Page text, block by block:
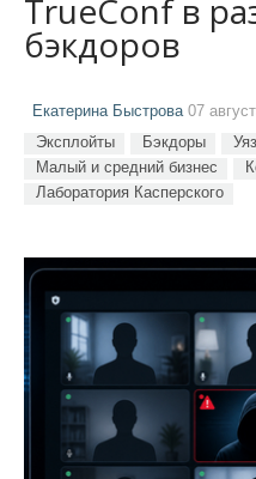
TrueConf в
бэкдоров
Екатерина Быстрова07
Эксплойты Бэкдоры
Малый и средний бизнес
Лаборатория Касперского